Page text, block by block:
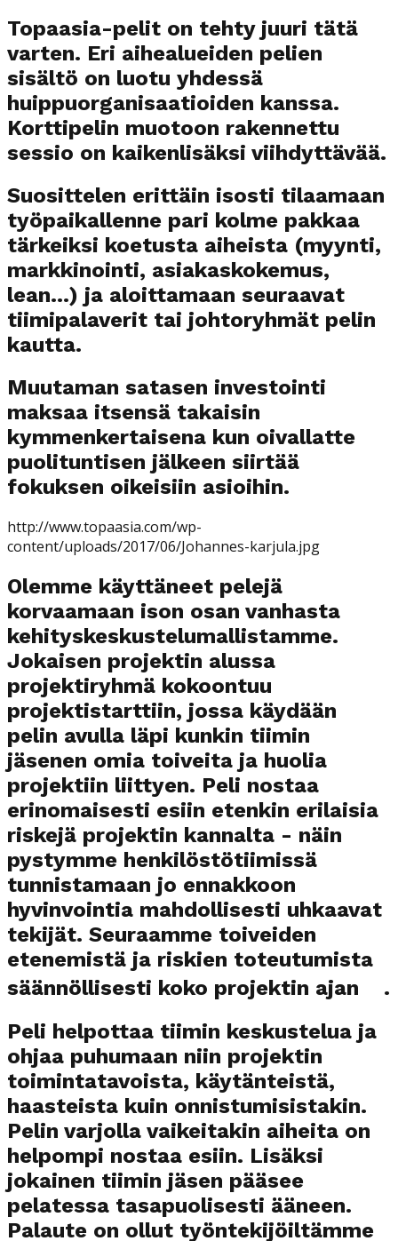
Topaasia-pelit on tehty juuri tätä
varten. Eri aihealueiden pelien
sisältö on luotu yhdessä
huippuorganisaatioiden kanssa.
Korttipelin muotoon rakennettu
sessio on kaikenlisäksi viihdyttävää.
Suosittelen erittäin isosti tilaamaan
työpaikallenne pari kolme pakkaa
tärkeiksi koetusta aiheista (myynti,
markkinointi, asiakaskokemus,
lean...) ja aloittamaan seuraavat
tiimipalaverit tai johtoryhmät pelin
kautta.
Muutaman satasen investointi
maksaa itsensä takaisin
kymmenkertaisena kun oivallatte
puolituntisen jälkeen siirtää
fokuksen oikeisiin asioihin.
http://www.topaasia.com/wp-
content/uploads/2017/06/Johannes-karjula.jpg
Olemme käyttäneet pelejä
korvaamaan ison osan vanhasta
kehityskeskustelumallistamme.
Jokaisen projektin alussa
projektiryhmä kokoontuu
projektistarttiin, jossa käydään
pelin avulla läpi kunkin tiimin
jäsenen omia toiveita ja huolia
projektiin liittyen. Peli nostaa
erinomaisesti esiin etenkin erilaisia
riskejä projektin kannalta - näin
pystymme henkilöstötiimissä
tunnistamaan jo ennakkoon
hyvinvointia mahdollisesti uhkaavat
tekijät. Seuraamme toiveiden
etenemistä ja riskien toteutumista
säännöllisesti koko projektin ajan .
Peli helpottaa tiimin keskustelua ja
ohjaa puhumaan niin projektin
toimintatavoista, käytänteistä,
haasteista kuin onnistumisistakin.
Pelin varjolla vaikeitakin aiheita on
helpompi nostaa esiin. Lisäksi
jokainen tiimin jäsen pääsee
pelatessa tasapuolisesti ääneen.
Palaute on ollut työntekijöiltämme